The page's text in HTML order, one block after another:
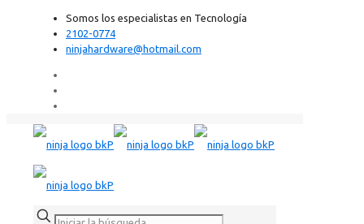
Somos los especialistas en Tecnología
2102-0774
ninjahardware@hotmail.com